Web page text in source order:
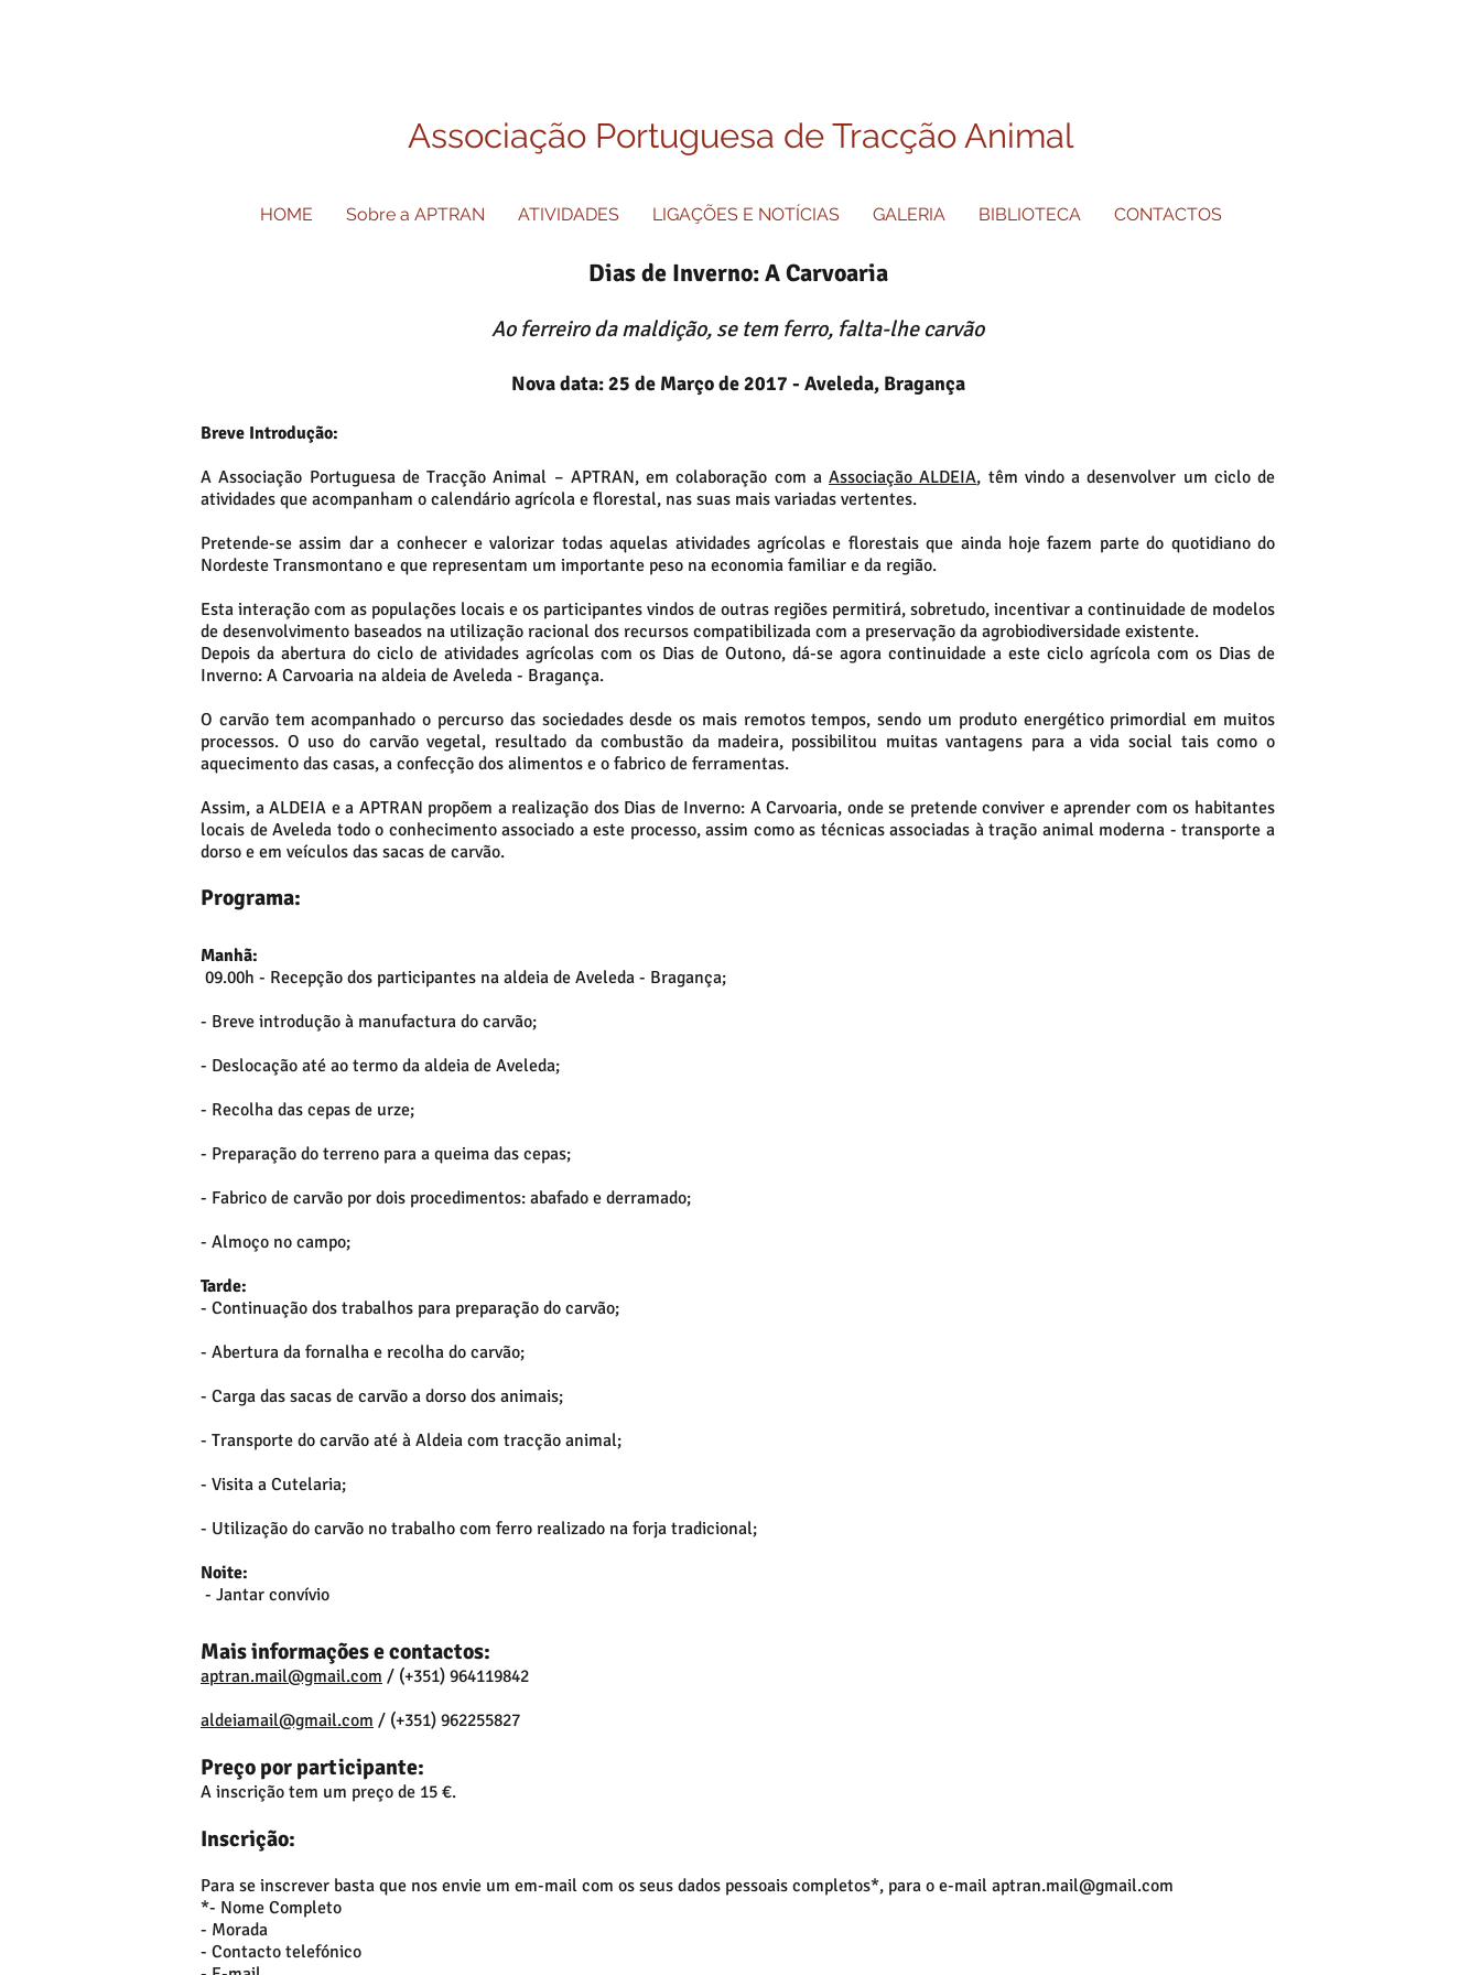
Associação Portuguesa de Tracção Animal
HOME Sobre a APTRAN ATIVIDADES LIGAÇÕES E NOTÍCIAS GALERIA BIBLIOTECA CONTACTOS
Dias de Inverno: A Carvoaria
Ao ferreiro da maldição, se tem ferro, falta-lhe carvão
Nova data: 25 de Março de 2017 - Aveleda, Bragança
Breve Introdução:
A Associação Portuguesa de Tracção Animal – APTRAN, em colaboração com a Associação ALDEIA, têm vindo a desenvolver um ciclo de
atividades que acompanham o calendário agrícola e florestal, nas suas mais variadas vertentes.
Pretende-se assim dar a conhecer e valorizar todas aquelas atividades agrícolas e florestais que ainda hoje fazem parte do quotidiano do
Nordeste Transmontano e que representam um importante peso na economia familiar e da região.
Esta interação com as populações locais e os participantes vindos de outras regiões permitirá, sobretudo, incentivar a continuidade de modelos
de desenvolvimento baseados na utilização racional dos recursos compatibilizada com a preservação da agrobiodiversidade existente.
Depois da abertura do ciclo de atividades agrícolas com os Dias de Outono, dá-se agora continuidade a este ciclo agrícola com os Dias de
Inverno: A Carvoaria na aldeia de Aveleda - Bragança.
O carvão tem acompanhado o percurso das sociedades desde os mais remotos tempos, sendo um produto energético primordial em muitos
processos. O uso do carvão vegetal, resultado da combustão da madeira, possibilitou muitas vantagens para a vida social tais como o
aquecimento das casas, a confecção dos alimentos e o fabrico de ferramentas.
Assim, a ALDEIA e a APTRAN propõem a realização dos Dias de Inverno: A Carvoaria, onde se pretende conviver e aprender com os habitantes
locais de Aveleda todo o conhecimento associado a este processo, assim como as técnicas associadas à tração animal moderna - transporte a
dorso e em veículos das sacas de carvão.
Programa:
Manhã:
09.00h - Recepção dos participantes na aldeia de Aveleda - Bragança;
- Breve introdução à manufactura do carvão;
- Deslocação até ao termo da aldeia de Aveleda;
- Recolha das cepas de urze;
- Preparação do terreno para a queima das cepas;
- Fabrico de carvão por dois procedimentos: abafado e derramado;
- Almoço no campo;
Tarde:
- Continuação dos trabalhos para preparação do carvão;
- Abertura da fornalha e recolha do carvão;
- Carga das sacas de carvão a dorso dos animais;
- Transporte do carvão até à Aldeia com tracção animal;
- Visita a Cutelaria;
- Utilização do carvão no trabalho com ferro realizado na forja tradicional;
Noite:
- Jantar convívio
Mais informações e contactos:
aptran.mail@gmail.com / (+351) 964119842
aldeiamail@gmail.com / (+351) 962255827
Preço por participante:
A inscrição tem um preço de 15 €.
Inscrição:
Para se inscrever basta que nos envie um em-mail com os seus dados pessoais completos*, para o e-mail aptran.mail@gmail.com
*- Nome Completo
- Morada
- Contacto telefónico